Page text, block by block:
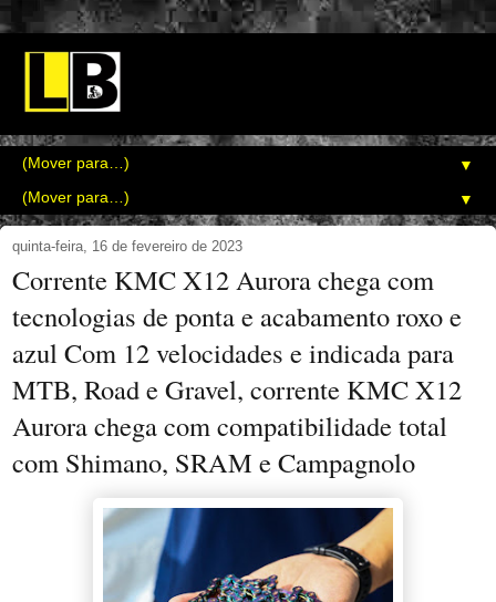
▼
▼
quinta-feira, 16 de fevereiro de 2023
Corrente KMC X12 Aurora chega com
tecnologias de ponta e acabamento roxo e
azul Com 12 velocidades e indicada para
MTB, Road e Gravel, corrente KMC X12
Aurora chega com compatibilidade total
com Shimano, SRAM e Campagnolo